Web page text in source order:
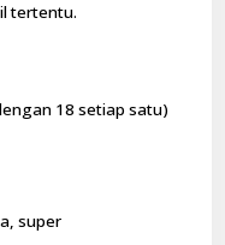
tertentu.
18 setiap satu)
super